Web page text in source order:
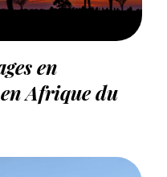
en
Afrique du